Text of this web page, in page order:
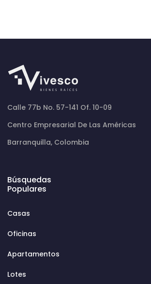
Calle 77b No. 57-141 Of. 10-09
Centro Empresarial De Las Américas
Barranquilla, Colombia
Búsquedas
Populares
Casas
Oficinas
Apartamentos
Lotes